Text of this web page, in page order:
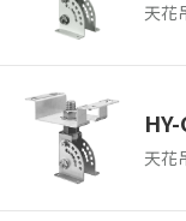
天花
天花